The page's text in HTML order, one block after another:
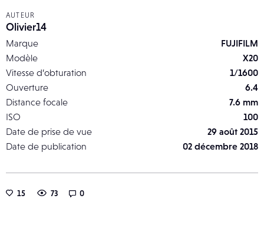
AUTEUR
Olivier14
Marque
FUJIFILM
Modèle
X20
Vitesse d’obturation
1/1600
Ouverture
6.4
Distance focale
7.6 mm
ISO
100
Date de prise de vue
29 août 2015
Date de publication
02 décembre 2018
15 73 0